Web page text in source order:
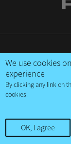
CONTACTEZ NOUS
POLITIQUE DE
© GRAND GREEN
We use cookies
experience
By clicking any link on
cookies.
OK, I agree